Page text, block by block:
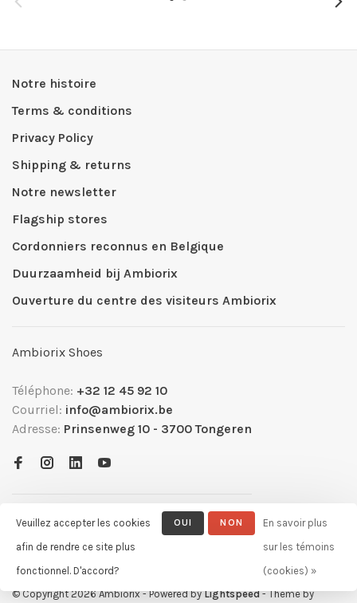
Notre histoire
Terms & conditions
Privacy Policy
Shipping & returns
Notre newsletter
Flagship stores
Cordonniers reconnus en Belgique
Duurzaamheid bij Ambiorix
Ouverture du centre des visiteurs Ambiorix
Ambiorix Shoes
Téléphone: +32 12 45 92 10
Courriel: info@ambiorix.be
Adresse: Prinsenweg 10 - 3700 Tongeren
© Copyright 2026 Ambiorix- Powered byLightspeed- Theme by
Veuillez accepter les cookies
afin de rendre ce site plus
fonctionnel. D'accord?
OUI NON
En savoir plus
sur les témoins
(cookies) »